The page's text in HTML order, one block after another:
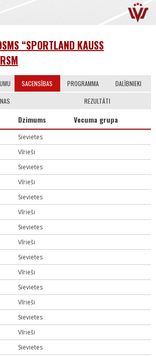
“SPORTLAND KAUSS
SACENSĪBAS PROGRAMMA DALĪBNIEKI
REZULTĀTI
Dzimums Vecuma grupa
Sievietes
Vīrieši
Sievietes
Vīrieši
Sievietes
Vīrieši
Sievietes
Vīrieši
Sievietes
Vīrieši
Sievietes
Vīrieši
Sievietes
Vīrieši
Sievietes